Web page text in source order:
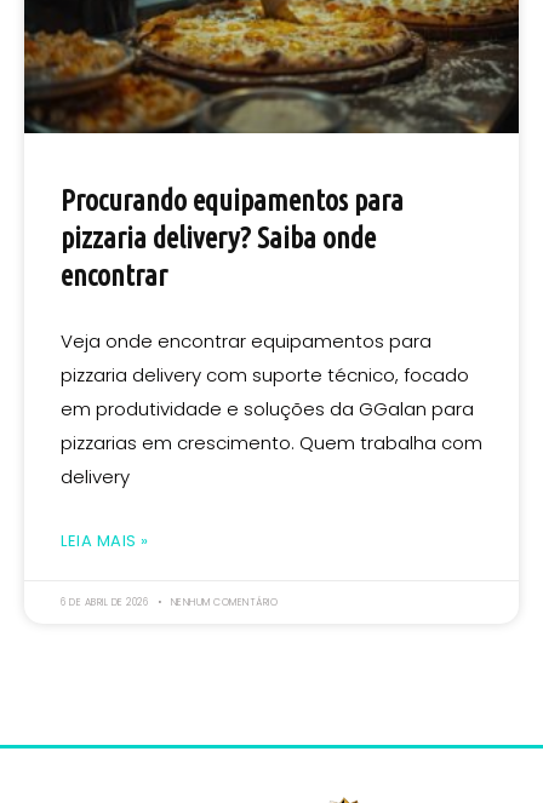
Procurando equipamentos para
pizzaria delivery? Saiba onde
encontrar
Veja onde encontrar equipamentos para
pizzaria delivery com suporte técnico, focado
em produtividade e soluções da GGalan para
pizzarias em crescimento. Quem trabalha com
delivery
LEIA MAIS »
6 DE ABRIL DE 2026 NENHUM COMENTÁRIO